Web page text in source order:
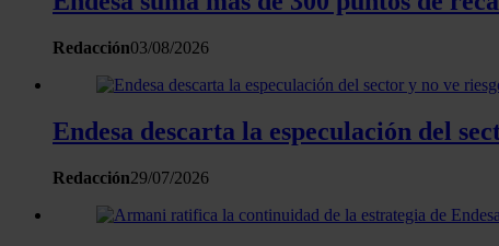
Redacción03/08/2026
Endesa descarta la especulación del
Redacción29/07/2026